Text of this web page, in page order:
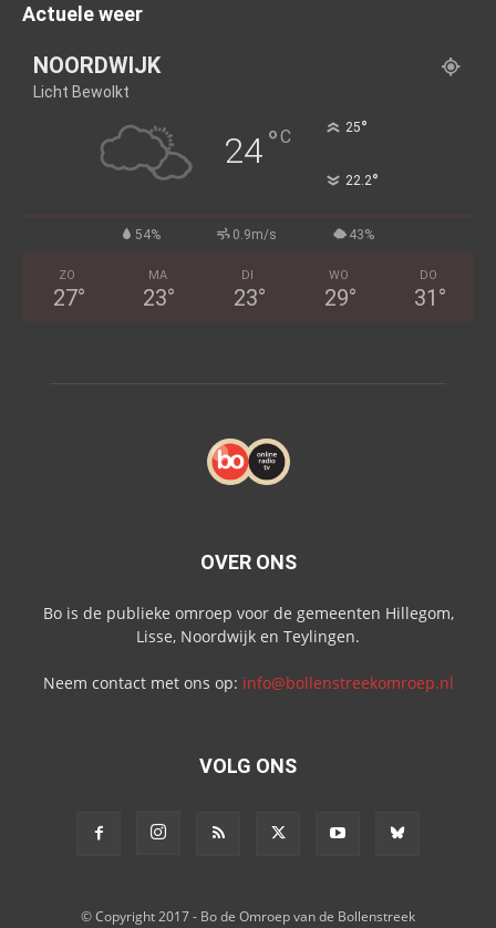
Actuele weer
NOORDWIJK
Licht Bewolkt
24°C 25°
22.2°
54% 0.9m/s 43%
ZO
27°
MA
23°
DI
23°
WO
29°
DO
31 °
OVER ONS
Bo is de publieke omroep voor de gemeenten Hillegom,
Lisse, Noordwijk en Teylingen.
Neem contact met ons op: info@bollenstreekomroep.nl
VOLG ONS
© Copyright 2017 - Bo de Omroep van de Bollenstreek